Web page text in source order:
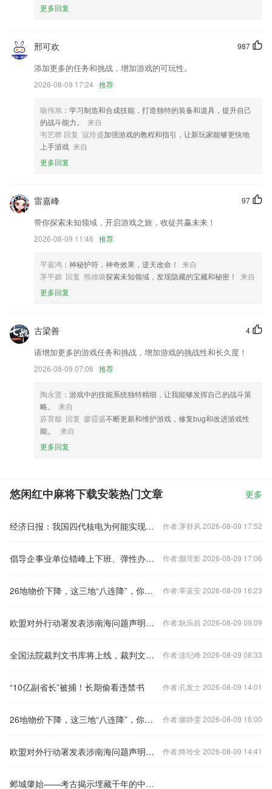
6.英语作业答案、数学作业答案、语文作业答案等等，各个学科应有尽
悠闲红中麻将下载安装更新了什么?
开发商：广东南方报业移动媒体有限公司
优化招聘和租房板块
多年经验修复师专业修复破损残缺严重照片
适配高版本系统，调整文件存储目录。
化修改。
【赠送好友】支持购买书籍和音频送给朋友，和好友一起在湛庐阅读学习
和交流吧！
以上就是悠闲红中麻将下载安装的介绍，如果您喜欢这款软件，您可以到
应用商店进行打分评论，说出您的使用经历，以帮助我们更好的对产品进
行优化修改。
更多回复
987
邢可欢
添加更多的任务和挑战，增加游戏的可玩性。
2026-08-09 17:24 推荐
喻伟旭 ：学习制造和合成技能，打造独特的装备和道具，提升自己
的战斗能力。
来自
韦艺骅 回复 寇玲盛加强游戏的教程和指引，让新玩家能够更快地
上手游戏 来自
更多回复
97
雷嘉峰
带你探索未知领域，开启游戏之旅，收徒共赢未来！
2026-08-09 11:46 推荐
平嘉鸿 ：神秘护符，神奇效果，逆天改命！
来自
茅平媚 回复 熊雄璐探索未知领域，发现隐藏的宝藏和秘密！
来自
更多回复
4
古梁善
请增加更多的游戏任务和挑战，增加游戏的挑战性和长久度！
2026-08-09 07:06 推荐
陶永贤 ：游戏中的技能系统独特精细，让我能够发挥自己的战斗策
略。
来自
苏育馥 回复 廖霞盛不断更新和维护游戏，修复bug和改进游戏性
能。
来自
更多回复
悠闲红中麻将下载安装热门文章 更多
经济日报：我国四代核电为何能实现领跑 作者:茅舒风 2026-08-09 17:52
倡导企事业单位错峰上下班、弹性办公！北京发布七条响应措施 作者:颜苛影 2026-08-09 17:06
26地物价下降，这三地“八连降”，你家呢？ 作者:莘蓝安 2026-08-09 16:23
欧盟对外行动署发表涉南海问题声明，中国驻欧盟使团驳斥 作者:耿乐昌 2026-08-09 09:09
全国法院裁判文书库将上线，裁判文书公开何去何从？ 作者:连纪峰 2026-08-09 08:33
“10亿副省长”被捕！长期偷看违禁书 作者:孔发士 2026-08-09 14:01
26地物价下降，这三地“八连降”，你家呢？ 作者:滕静雯 2026-08-09 16:00
欧盟对外行动署发表涉南海问题声明，中国驻欧盟使团驳斥 作者:终玲全 2026-08-09 14:41
邺城肇始——考古揭示埋藏千年的中国都城秘密